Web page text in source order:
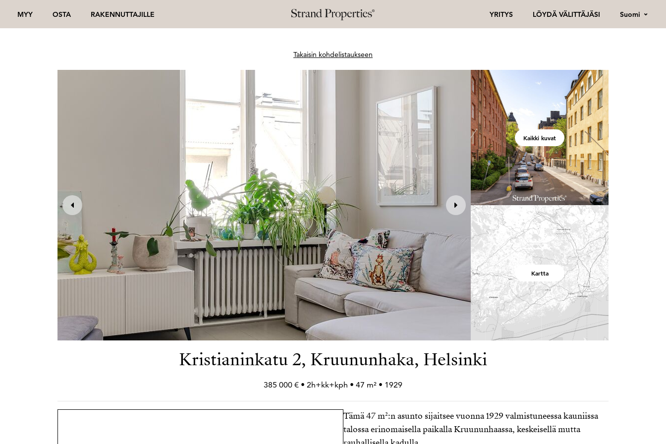
MYY OSTA RAKENNUTTAJILLE YRITYS LÖYDÄ VÄLITTÄJÄSI Suomi
Takaisin kohdelistaukseen
Kaikki kuvat
Kartta
Kristianinkatu 2, Kruununhaka, Helsinki
385 000 € • 2h+kk+kph • 47 m² • 1929
Tämä 47 m²:n asunto sijaitsee vuonna 1929 valmistuneessa kauniissa
talossa erinomaisella paikalla Kruununhaassa, keskeisellä mutta